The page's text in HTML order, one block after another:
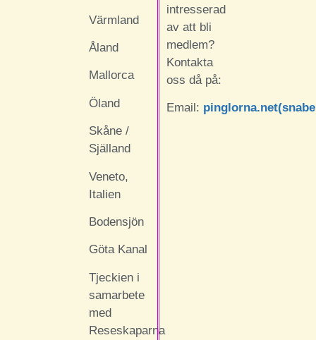
Värmland
Åland
Mallorca
Öland
Skåne /
Själland
Veneto,
Italien
Bodensjön
Göta Kanal
Tjeckien i
samarbete
med
Reseskaparna
intresserad
av att bli
medlem?
Kontakta
oss då på:
Email: